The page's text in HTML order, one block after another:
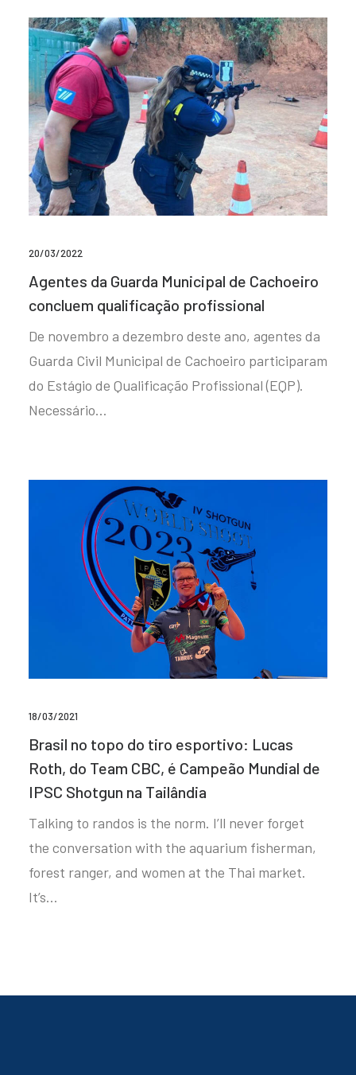
20/03/2022
Agentes da Guarda Municipal de Cachoeiro
concluem qualificação profissional
De novembro a dezembro deste ano, agentes da
Guarda Civil Municipal de Cachoeiro participaram
do Estágio de Qualificação Profissional (EQP).
Necessário…
18/03/2021
Brasil no topo do tiro esportivo: Lucas
Roth, do Team CBC, é Campeão Mundial de
IPSC Shotgun na Tailândia
Talking to randos is the norm. I’ll never forget
the conversation with the aquarium fisherman,
forest ranger, and women at the Thai market.
It’s…